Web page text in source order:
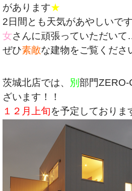
があります★
2日間とも天気があやしいです
女さんに頑張っていただい
ぜひ素敵な建物をご覧くださ
茨城北店では、 別 部門ZERO-
ざいます！！
１２月上旬を予定しておりま